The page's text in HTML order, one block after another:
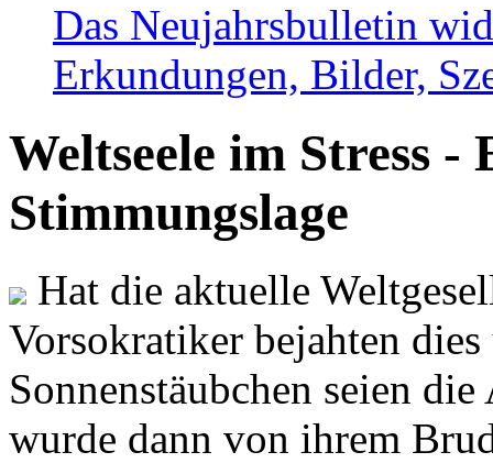
Das Neujahrsbulletin
Erkundungen, Bilder,
Weltseele im Stress -
Stimmungslage
Hat die aktuelle
Vorsokratiker bejahten
Sonnenstäubchen seien
wurde dann von ihrem